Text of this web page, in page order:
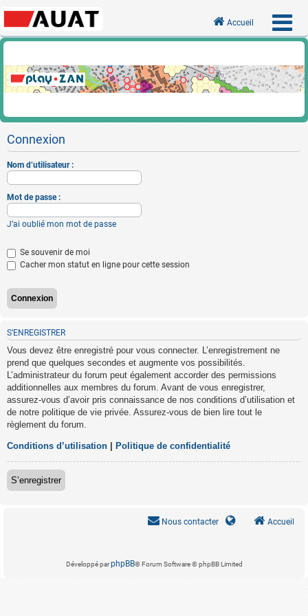
Accueil
Connexion
Nom d’utilisateur :
Mot de passe :
J’ai oublié mon mot de passe
Se souvenir de moi
Cacher mon statut en ligne pour cette session
S’ENREGISTRER
Vous devez être enregistré pour vous connecter. L’enregistrement ne
prend que quelques secondes et augmente vos possibilités.
L’administrateur du forum peut également accorder des permissions
additionnelles aux membres du forum. Avant de vous enregistrer,
assurez-vous d’avoir pris connaissance de nos conditions d’utilisation et
de notre politique de vie privée. Assurez-vous de bien lire tout le
règlement du forum.
Conditions d’utilisation Politique de confidentialité
S’enregistrer
Accueil
Nous contacter
Développé parphpBB® Forum Software © phpBB Limited